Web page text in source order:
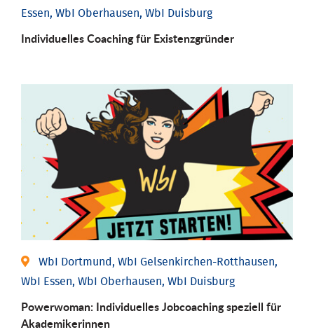
Essen, WbI Oberhausen, WbI Duisburg
Individu­elles Coaching für Existenz­gründer
WbI Dortmund, WbI Gelsenkirchen-Rotthausen,
WbI Essen, WbI Oberhausen, WbI Duisburg
Powerwoman: Individu­elles Job­coaching speziell für
Aka­demiker­innen